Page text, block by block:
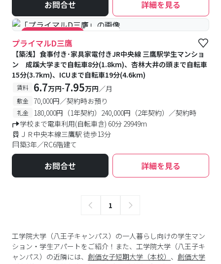
お問合せ 詳細を見る
#キャンペーン実施中 #食事付き
プライマルD三鷹
【築浅】食事付き･家具家電付きJR中央線 三鷹駅学生マンショ
ン 成蹊大学まで自転車8分(1.8km)、杏林大井の頭まで自転車
15分(3.7km)、ICUまで自転車19分(4.6km)
賃料 6.7万円-7.95万円／月
敷金 70,000円／契約時お預り
礼金
180,000円（1年契約）240,000円（2年契約）／契約時
学校まで電車利用(自転車含) 60分 29949m
ＪＲ中央本線三鷹駅 徒歩13分
築3年／RC6階建て
お問合せ 詳細を見る
1
工学院大学（八王子キャンパス）の一人暮らし向けの学生マン
ション・学生アパートをご紹介！また、工学院大学（八王子キ
ャンパス）の近隣には、 創価女子短期大学（本校） 、 創価大学